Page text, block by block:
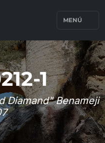
MENÚ
1
Diamand" Benameji